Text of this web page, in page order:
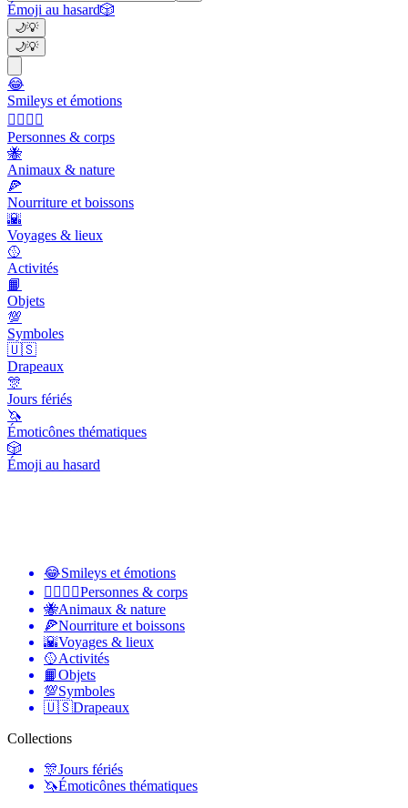
Émoji au hasard🎲
🌙💡
🌙💡
😂
Smileys et émotions
👩‍❤️‍💋‍👨
Personnes & corps
🐝
Animaux & nature
🍕
Nourriture et boissons
🌇
Voyages & lieux
🥎
Activités
📙
Objets
💯
Symboles
🇺🇸
Drapeaux
🎊
Jours fériés
🦄
Émoticônes thématiques
🎲
Émoji au hasard
😂Smileys et émotions
👩‍❤️‍💋‍👨Personnes & corps
🐝Animaux & nature
🍕Nourriture et boissons
🌇Voyages & lieux
🥎Activités
📙Objets
💯Symboles
🇺🇸Drapeaux
Collections
🎊Jours fériés
🦄Émoticônes thématiques